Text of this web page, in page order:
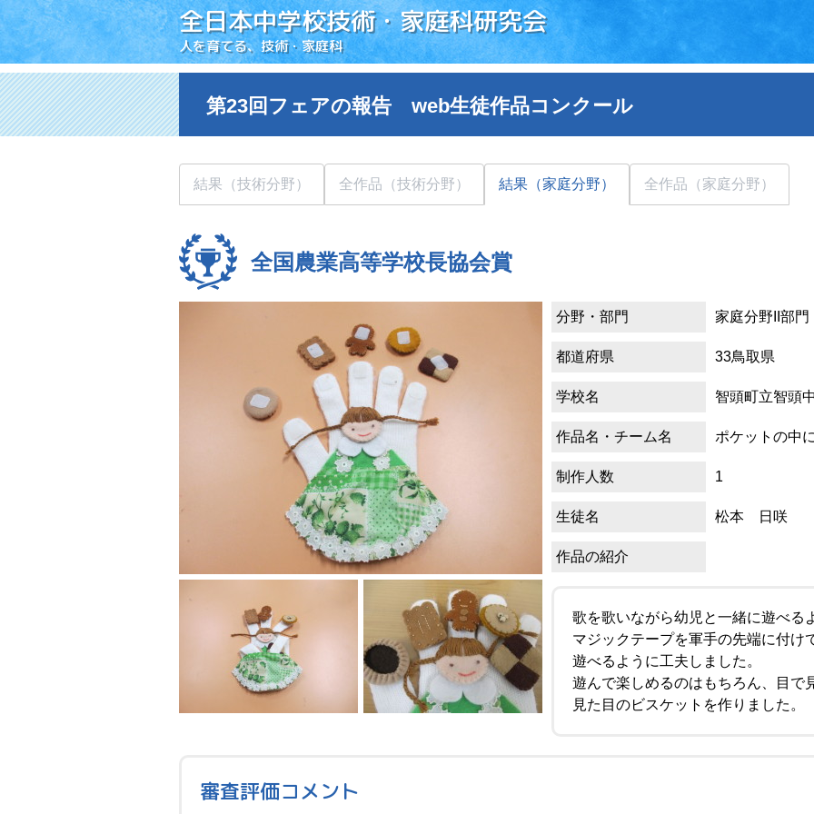
全日本中学校技術・家庭科研究会
人を育てる、技術・家庭科
第23回フェアの報告 web生徒作品コンクール
結果（技術分野） 全作品（技術分野） 結果（家庭分野） 全作品（家庭分野）
全国農業高等学校長協会賞
分野・部門 家庭分野II部門
都道府県 33鳥取県
学校名 智頭町立智頭
作品名・チーム名 ポケットの中
制作人数 1
生徒名 松本 日咲
作品の紹介
歌を歌いながら幼児と一緒に遊べる
マジックテープを軍手の先端に付け
遊べるように工夫しました。
遊んで楽しめるのはもちろん、目で
見た目のビスケットを作りました。
審査評価コメント